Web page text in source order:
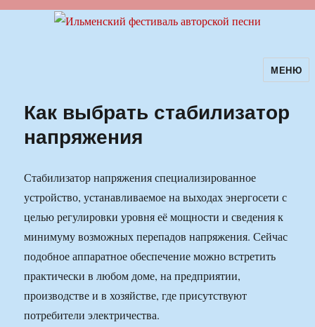
Ильменский фестиваль авторскойМЕНЮ
Как выбрать стабилизатор
напряжения
Стабилизатор напряжения специализированное
устройство, устанавливаемое на выходах энергосети с
целью регулировки уровня её мощности и сведения к
минимуму возможных перепадов напряжения. Сейчас
подобное аппаратное обеспечение можно встретить
практически в любом доме, на предприятии,
производстве и в хозяйстве, где присутствуют
потребители электричества.